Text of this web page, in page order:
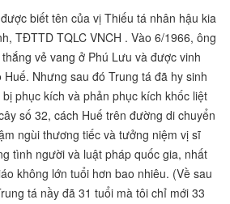
biết tên của vị Thiếu tá nhân hậu kia
TĐTTD TQLC VNCH . Vào 6/1966, ông
vẻ vang ở Phú Lưu và được vinh
Nhưng sau đó Trung tá đã hy sinh
phục kích và phản phục kích khốc liệt
số 32, cách Huế trên đường di chuyển
ngùi thương tiếc và tưởng niệm vị sĩ
tình người và luật pháp quốc gia, nhất
không lớn tuổi hơn bao nhiêu. (Về sau
tá nầy đã 31 tuổi mà tôi chỉ mới 33